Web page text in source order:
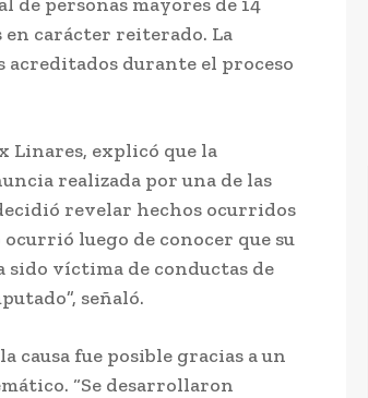
en carácter reiterado. La
acreditados durante el proceso
Linares, explicó que la
realizada por una de las
revelar hechos ocurridos
ocurrió luego de conocer que su
sido víctima de conductas de
señaló.
causa fue posible gracias a un
“Se desarrollaron